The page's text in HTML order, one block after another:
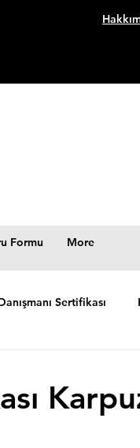
Formu More
Sertifikası